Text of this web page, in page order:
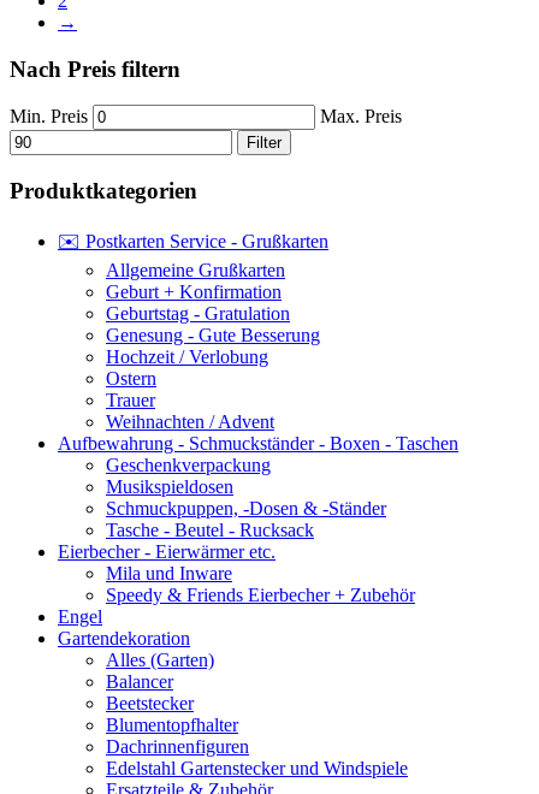
→
Nach Preis filtern
Min. Preis Max. Preis
Filter
Produktkategorien
✉️ Postkarten Service - Grußkarten
Allgemeine Grußkarten
Geburt + Konfirmation
Geburtstag - Gratulation
Genesung - Gute Besserung
Hochzeit / Verlobung
Ostern
Trauer
Weihnachten / Advent
Aufbewahrung - Schmuckständer - Boxen - Taschen
Geschenkverpackung
Musikspieldosen
Schmuckpuppen, -Dosen & -Ständer
Tasche - Beutel - Rucksack
Eierbecher - Eierwärmer etc.
Mila und Inware
Speedy & Friends Eierbecher + Zubehör
Engel
Gartendekoration
Alles (Garten)
Balancer
Beetstecker
Blumentopfhalter
Dachrinnenfiguren
Edelstahl Gartenstecker und Windspiele
Ersatzteile & Zubehör